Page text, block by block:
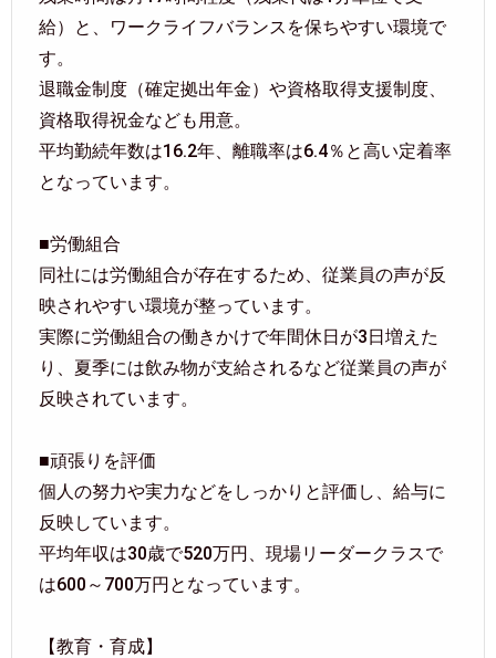
給）と、ワークライフバランスを保ちやすい環境で
す。
退職金制度（確定拠出年金）や資格取得支援制度、
資格取得祝金なども用意。
平均勤続年数は16.2年、離職率は6.4％と高い定着率
となっています。
■労働組合
同社には労働組合が存在するため、従業員の声が反
映されやすい環境が整っています。
実際に労働組合の働きかけで年間休日が3日増えた
り、夏季には飲み物が支給されるなど従業員の声が
反映されています。
■頑張りを評価
個人の努力や実力などをしっかりと評価し、給与に
反映しています。
平均年収は30歳で520万円、現場リーダークラスで
は600～700万円となっています。
【教育・育成】